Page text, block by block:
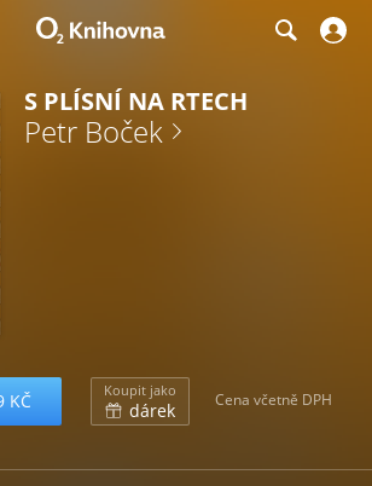
S PLÍSNÍ NA RTECH
Petr Boček
KČ Koupit jako
dárek Cena včetně DPH